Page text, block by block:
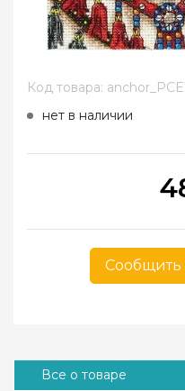
Код товара:
нет в наличии
Сообщить
Все о товаре